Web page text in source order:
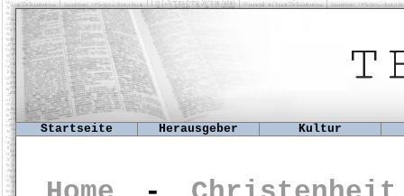
Startseite Herausgeber Kultur